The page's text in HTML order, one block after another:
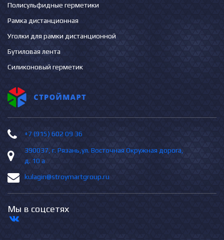
Полисульфидные герметики
Рамка дистанционная
Уголки для рамки дистанционной
Бутиловая лента
Силиконовый герметик
+7 (915) 602 09 36
390037, г. Рязань,ул. Восточная Окружная дорога,
д. 10 а
kulagin@stroymartgroup.ru
Мы в соцсетях